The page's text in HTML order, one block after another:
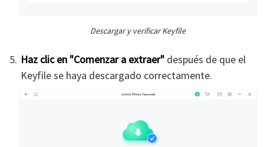
Descargar y verificar Keyfile
Haz clic en "Comenzar a extraer"después de que el
Keyfile se haya descargado correctamente.